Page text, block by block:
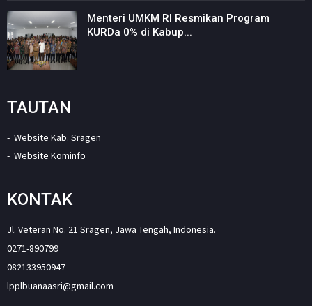
Menteri UMKM RI Resmikan Program
KURDa 0% di Kabup...
TAUTAN
Website Kab. Sragen
Website Kominfo
KONTAK
Jl. Veteran No. 21 Sragen, Jawa Tengah, Indonesia.
0271-890799
082133950947
lpplbuanaasri@gmail.com